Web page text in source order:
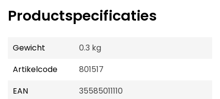
Productspecificaties
Gewicht
0.3 kg
Artikelcode
801517
EAN
35585011110